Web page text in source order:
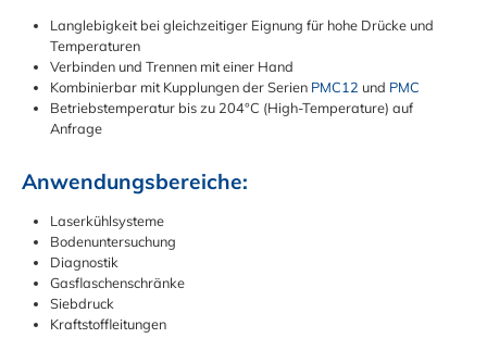
Langlebigkeit bei gleichzeitiger Eignung für hohe Drücke und
Temperaturen
Verbinden und Trennen mit einer Hand
Kombinierbar mit Kupplungen der Serien PMC12 und PMC
Betriebstemperatur bis zu 204°C (High-Temperature) auf
Anfrage
Anwendungsbereiche:
Laserkühlsysteme
Bodenuntersuchung
Diagnostik
Gasflaschenschränke
Siebdruck
Kraftstoffleitungen